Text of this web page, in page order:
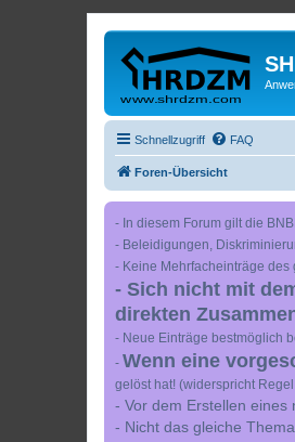
Schnellzugriff FAQ
Foren-Übersicht
- In diesem Forum gilt die
- Beleidigungen,
- Keine Mehrfacheinträge des
- Sich nicht mit
direkten
- Neue Einträge bestmöglich
- Wenn eine
gelöst hat! (widerspricht
- Vor dem Erstellen eines
- Nicht das gleiche